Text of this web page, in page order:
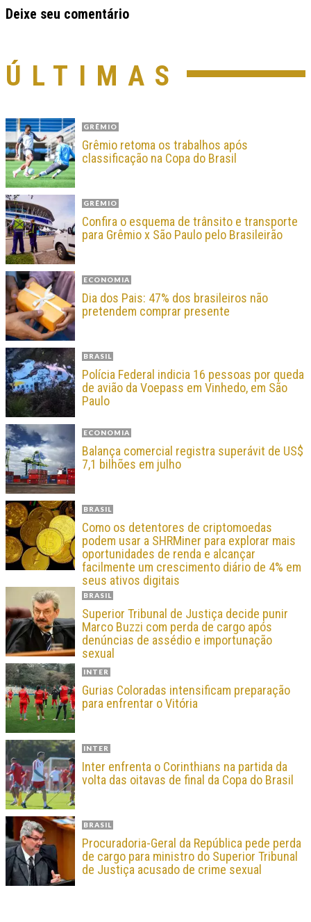
Deixe seu comentário
ÚLTIMAS
GRÊMIO
Grêmio retoma os trabalhos após
classificação na Copa do Brasil
GRÊMIO
Confira o esquema de trânsito e transporte
para Grêmio x São Paulo pelo Brasileirão
ECONOMIA
Dia dos Pais: 47% dos brasileiros não
pretendem comprar presente
BRASIL
Polícia Federal indicia 16 pessoas por queda
de avião da Voepass em Vinhedo, em São
Paulo
ECONOMIA
Balança comercial registra superávit de US$
7,1 bilhões em julho
BRASIL
Como os detentores de criptomoedas
podem usar a SHRMiner para explorar mais
oportunidades de renda e alcançar
facilmente um crescimento diário de 4% em
seus ativos digitais
BRASIL
Superior Tribunal de Justiça decide punir
Marco Buzzi com perda de cargo após
denúncias de assédio e importunação
sexual
INTER
Gurias Coloradas intensificam preparação
para enfrentar o Vitória
INTER
Inter enfrenta o Corinthians na partida da
volta das oitavas de final da Copa do Brasil
BRASIL
Procuradoria-Geral da República pede perda
de cargo para ministro do Superior Tribunal
de Justiça acusado de crime sexual